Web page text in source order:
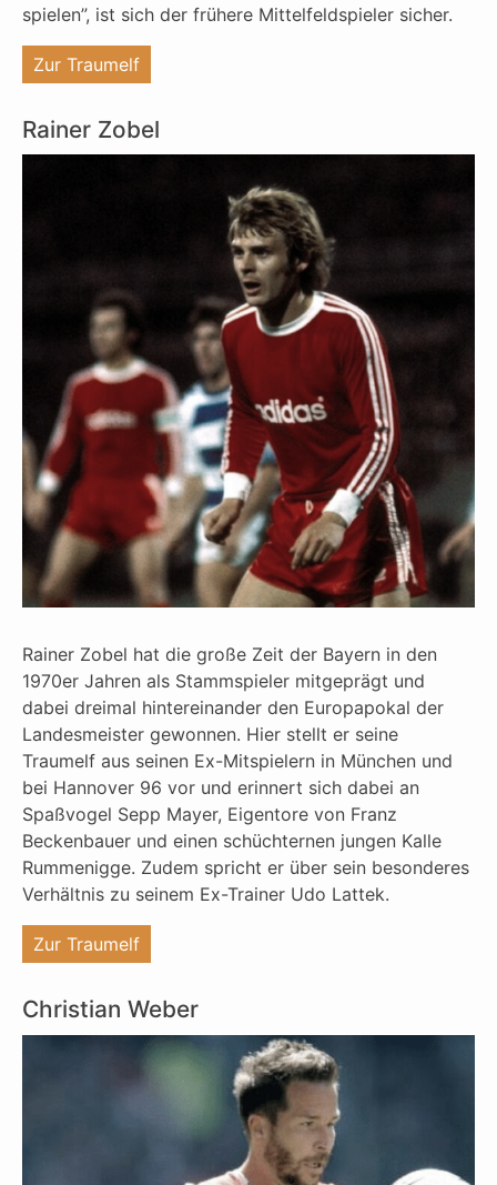
spielen”, ist sich der frühere Mittelfeldspieler sicher.
Zur Traumelf"%s"
Rainer Zobel
Rainer Zobel hat die große Zeit der Bayern in den
1970er Jahren als Stammspieler mitgeprägt und
dabei dreimal hintereinander den Europapokal der
Landesmeister gewonnen. Hier stellt er seine
Traumelf aus seinen Ex-Mitspielern in München und
bei Hannover 96 vor und erinnert sich dabei an
Spaßvogel Sepp Mayer, Eigentore von Franz
Beckenbauer und einen schüchternen jungen Kalle
Rummenigge. Zudem spricht er über sein besonderes
Verhältnis zu seinem Ex-Trainer Udo Lattek.
Zur Traumelf"%s"
Christian Weber